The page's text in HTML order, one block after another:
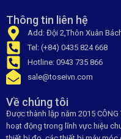
Thông tin liên hệ
Add: Đội 2,Thôn Xuân
Tel: (+84) 0435 824 668
Hotline: 0943 735 866
sale@toseivn.com
Về chúng tôi
Được thành lập năm 2015 CÔNG
hoạt động trong lĩnh vực hiệu